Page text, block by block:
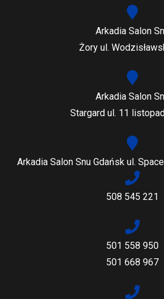
Arkadia Salon
Żory ul.
Arkadia Salon
Stargard ul. 11
Arkadia Salon Snu Gdańsk ul.
508 545 221
501 558 950
501 668 967